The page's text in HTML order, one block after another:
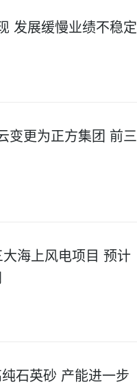
发展缓慢业绩不稳定
变更为正方集团 前三
海上风电项目 预计
石英砂 产能进一步